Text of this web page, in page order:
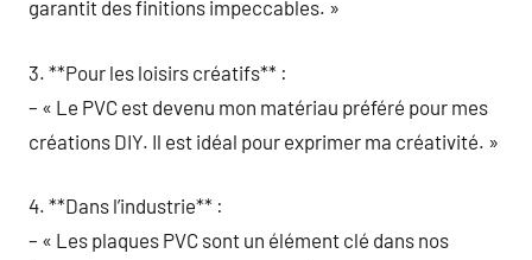
garantit des finitions impeccables. »
3. **Pour les loisirs créatifs** :
– « Le PVC est devenu mon matériau préféré pour mes
créations DIY. Il est idéal pour exprimer ma créativité. »
4. **Dans l’industrie** :
– « Les plaques PVC sont un élément clé dans nos